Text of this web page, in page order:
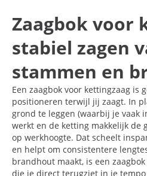
Zaagbok voor
stabiel zagen
stammen en
Een zaagbok voor kettingzaag is
positioneren terwijl jij zaagt. In
grond te leggen (waarbij je vaak
werkt en de ketting makkelijk de
op werkhoogte. Dat scheelt
en helpt om consistentere
brandhout maakt, is een
die je direct terugziet in je